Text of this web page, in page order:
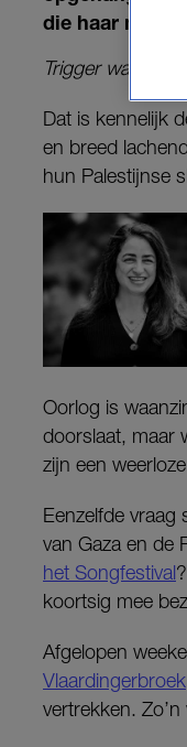
die haar met
Trigger
Dat is kennelijk
en breed
hun Palestijnse
Oorlog is
doorslaat, maar
zijn een
Eenzelfde vraag
van Gaza en de
het Songfestival
koortsig mee
Afgelopen
Vlaardingerbroek
vertrekken.